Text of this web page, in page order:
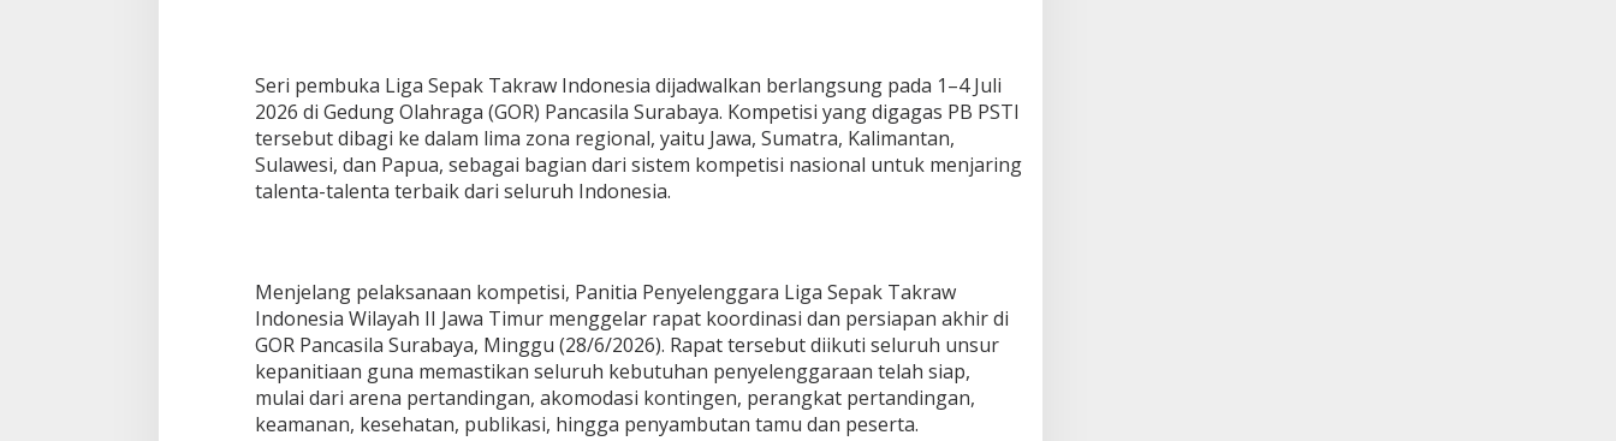
g
‎Seri pembuka Liga Sepak Takraw Indonesia dijadwalkan berlangsung pada 1–4 Juli
2026 di Gedung Olahraga (GOR) Pancasila Surabaya. Kompetisi yang digagas PB PSTI
tersebut dibagi ke dalam lima zona regional, yaitu Jawa, Sumatra, Kalimantan,
Sulawesi, dan Papua, sebagai bagian dari sistem kompetisi nasional untuk menjaring
talenta-talenta terbaik dari seluruh Indonesia.
‎Menjelang pelaksanaan kompetisi, Panitia Penyelenggara Liga Sepak Takraw
Indonesia Wilayah II Jawa Timur menggelar rapat koordinasi dan persiapan akhir di
GOR Pancasila Surabaya, Minggu (28/6/2026). Rapat tersebut diikuti seluruh unsur
kepanitiaan guna memastikan seluruh kebutuhan penyelenggaraan telah siap,
mulai dari arena pertandingan, akomodasi kontingen, perangkat pertandingan,
keamanan, kesehatan, publikasi, hingga penyambutan tamu dan peserta.